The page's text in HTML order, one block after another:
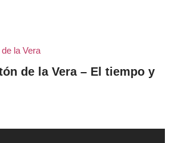
de la Vera – El tiempo y